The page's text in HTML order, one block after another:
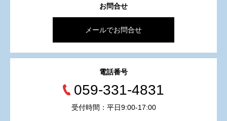
お問合せ
メールでお問合せ
電話番号
059-331-4831
受付時間：平日9:00-17:00